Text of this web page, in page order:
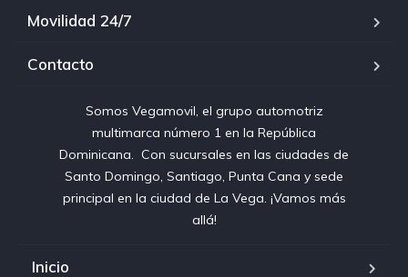
Movilidad 24/7
Contacto
Somos Vegamovil, el grupo automotriz
multimarca número 1 en la República
Dominicana⁣. ⁣ Con sucursales en las ciudades de
Santo Domingo, Santiago, Punta Cana y sede
principal en la ciudad de La Vega. ¡Vamos más
allá!
Inicio